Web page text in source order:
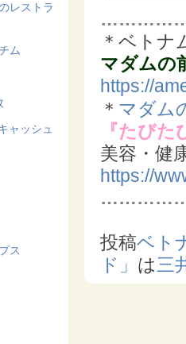
レストラ
ム
ャッシュ
ス
＊ベトナ
マダムの
https://
＊ マダム
『たび
美容・健
https://
投稿ベト
ド」 は三